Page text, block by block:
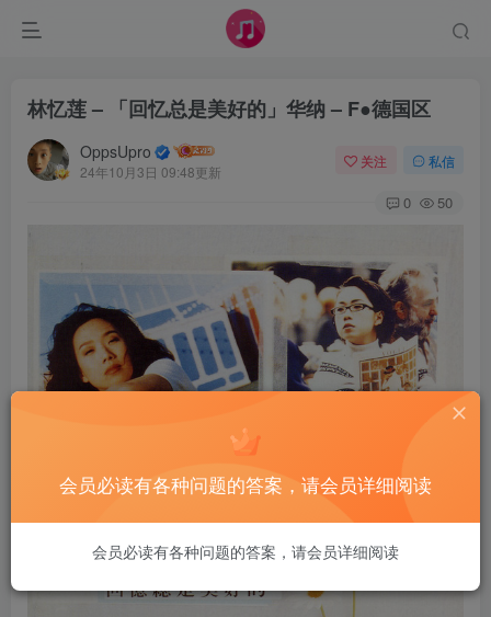
林忆莲 – 「回忆总是美好的」华纳 – F●德国区
OppsUpro
24年10月3日 09:48更新
关注 私信
0 50
会员必读有各种问题的答案，请会员详细阅读
会员必读有各种问题的答案，请会员详细阅读